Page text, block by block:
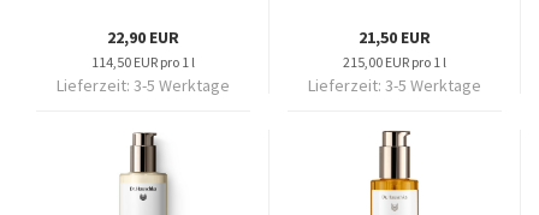
22,90 EUR
114,50 EUR pro 1 l
Lieferzeit: 3-5 Werktage
21,50 EUR
215,00 EUR pro 1 l
Lieferzeit: 3-5 Werktage